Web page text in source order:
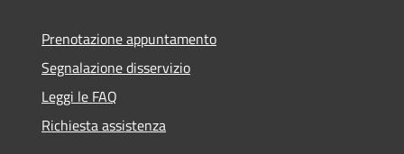
Prenotazione appuntamento
Segnalazione disservizio
Leggi le FAQ
Richiesta assistenza